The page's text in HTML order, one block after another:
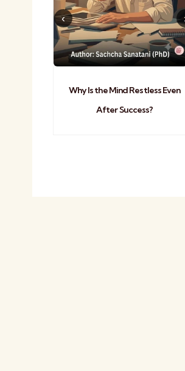
Why Is the Mind Restless Even
After Success?